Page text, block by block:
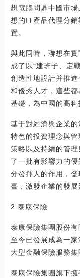
想電腦問鼎中國市
想的IT產品代理分
置。
與此同時，聯想在
成了以“建班子、定
創造性地設計并推
和優秀人才，這些
基礎，為中國的高科
基于對經濟與企業
特色的投資理念與
策略以及持續的管
了一批有影響力的
分發揮人的作用，
臺，激發企業的發展
2.泰康保險
泰康保險集團股份
至今已發展成為一
大型金融保險服務集
泰康保險集團旗下